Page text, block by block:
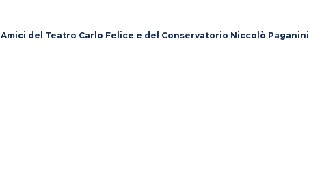
Amici del Teatro Carlo Felice e del Conservatorio Niccolò Paganini